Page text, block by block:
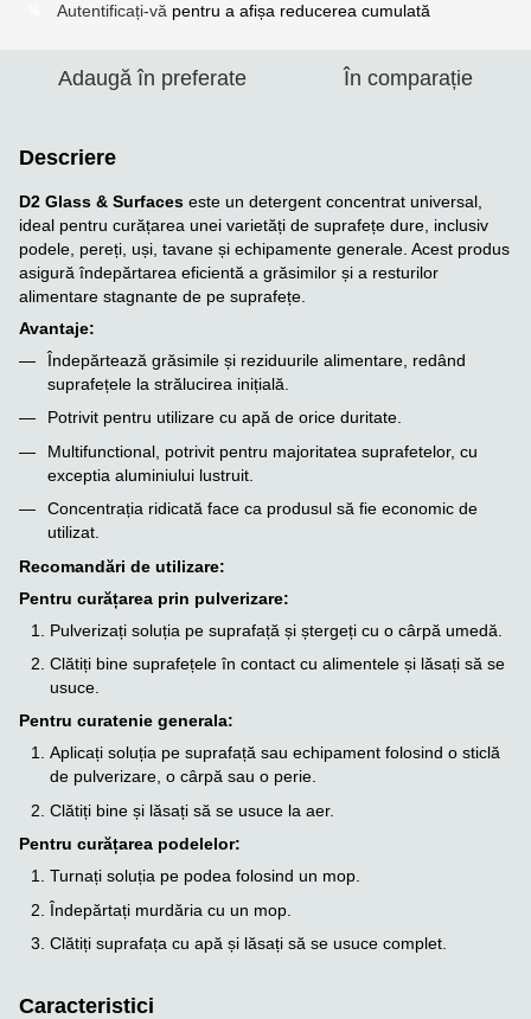
Autentificați-vă pentru a afișa reducerea cumulată
Adaugă în preferate În comparație
Descriere
D2 Glass & Surfaces este un detergent concentrat universal,
ideal pentru curățarea unei varietăți de suprafețe dure, inclusiv
podele, pereți, uși, tavane și echipamente generale. Acest produs
asigură îndepărtarea eficientă a grăsimilor și a resturilor
alimentare stagnante de pe suprafețe.
Avantaje:
Îndepărtează grăsimile și reziduurile alimentare, redând
suprafețele la strălucirea inițială.
Potrivit pentru utilizare cu apă de orice duritate.
Multifunctional, potrivit pentru majoritatea suprafetelor, cu
exceptia aluminiului lustruit.
Concentrația ridicată face ca produsul să fie economic de
utilizat.
Recomandări de utilizare:
Pentru curățarea prin pulverizare:
Pulverizați soluția pe suprafață și ștergeți cu o cârpă umedă.
Clătiți bine suprafețele în contact cu alimentele și lăsați să se
usuce.
Pentru curatenie generala:
Aplicați soluția pe suprafață sau echipament folosind o sticlă
de pulverizare, o cârpă sau o perie.
Clătiți bine și lăsați să se usuce la aer.
Pentru curățarea podelelor:
Turnați soluția pe podea folosind un mop.
Îndepărtați murdăria cu un mop.
Clătiți suprafața cu apă și lăsați să se usuce complet.
Caracteristici